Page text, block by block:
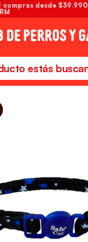
compras desde $39.990
RM